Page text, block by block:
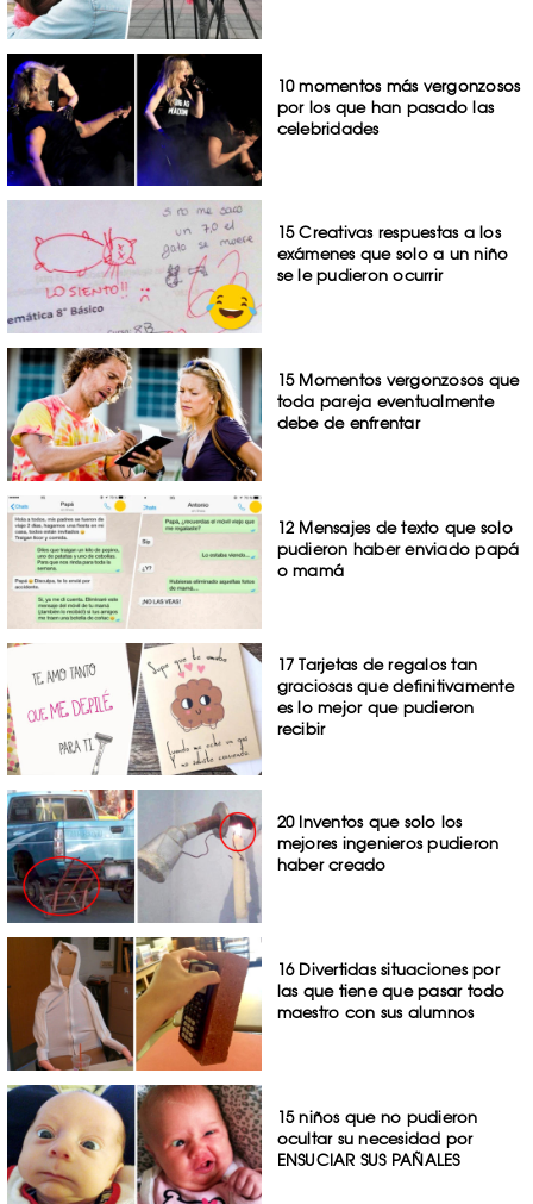
10 momentos más vergonzosos
por los que han pasado las
celebridades
15 Creativas respuestas a los
exámenes que solo a un niño
se le pudieron ocurrir
15 Momentos vergonzosos que
toda pareja eventualmente
debe de enfrentar
12 Mensajes de texto que solo
pudieron haber enviado papá
o mamá
17 Tarjetas de regalos tan
graciosas que definitivamente
es lo mejor que pudieron
recibir
20 Inventos que solo los
mejores ingenieros pudieron
haber creado
16 Divertidas situaciones por
las que tiene que pasar todo
maestro con sus alumnos
15 niños que no pudieron
ocultar su necesidad por
ENSUCIAR SUS PAÑALES